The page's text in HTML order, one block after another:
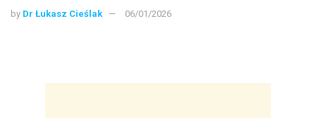
by Dr Łukasz Cieślak 06/01/2026